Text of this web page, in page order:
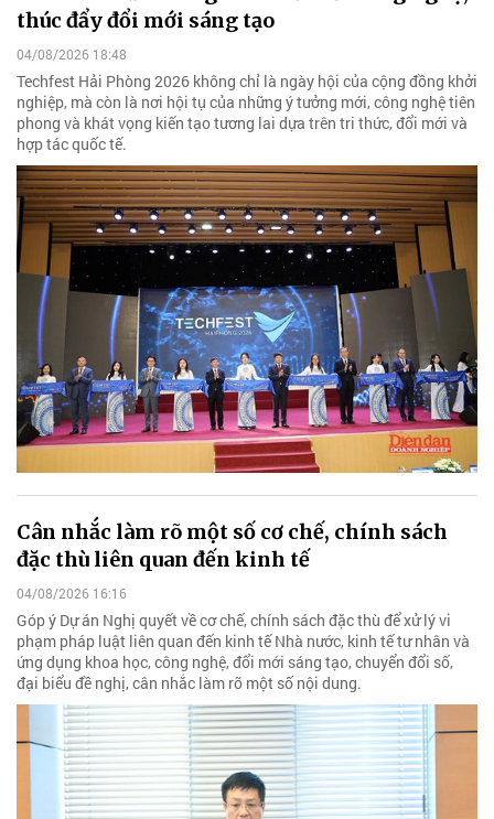
thúc đẩy đổi mới sáng tạo
04/08/2026 18:48
Techfest Hải Phòng 2026 không chỉ là ngày hội của cộng đồng khởi
nghiệp, mà còn là nơi hội tụ của những ý tưởng mới, công nghệ tiên
phong và khát vọng kiến tạo tương lai dựa trên tri thức, đổi mới và
hợp tác quốc tế.
Cân nhắc làm rõ một số cơ chế, chính sách
đặc thù liên quan đến kinh tế
04/08/2026 16:16
Góp ý Dự án Nghị quyết về cơ chế, chính sách đặc thù để xử lý vi
phạm pháp luật liên quan đến kinh tế Nhà nước, kinh tế tư nhân và
ứng dụng khoa học, công nghệ, đổi mới sáng tạo, chuyển đổi số,
đại biểu đề nghị, cân nhắc làm rõ một số nội dung.